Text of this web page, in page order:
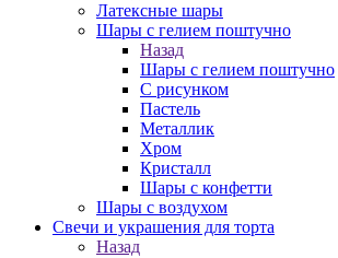
Латексные шары
Шары с гелием поштучно
Назад
Шары с гелием поштучно
С рисунком
Пастель
Металлик
Хром
Кристалл
Шары с конфетти
Шары с воздухом
Свечи и украшения для торта
Назад